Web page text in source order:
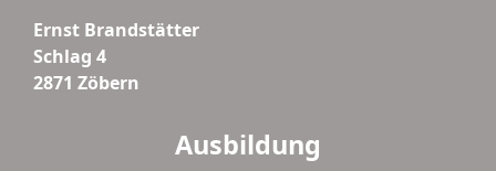
Ernst Brandstätter
Schlag 4
2871 Zöbern
Ausbildung